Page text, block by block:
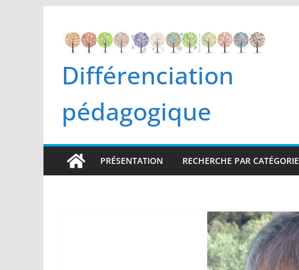
contenu
Différenciation
pédagogique
PRÉSENTATION RECHERCHE PAR CATÉGORIE